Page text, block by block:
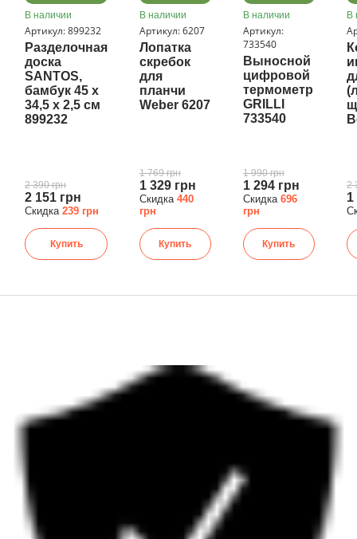
В наличии
Артикул: 899232
Разделочная
доска
SANTOS,
бамбук 45 х
34,5 х 2,5 см
899232
2 390 грн
2 151 грн
Скидка239 грн
Купить
В наличии
Артикул: 6207
Лопатка
скребок
для
планчи
Weber 6207
1 769 грн
1 329 грн
Скидка 440
грн
Купить
В наличии
Артикул:
733540
Выносной
цифровой
термометр
GRILLI
733540
1 990 грн
1 294 грн
Скидка 696
грн
Купить
В
2
1